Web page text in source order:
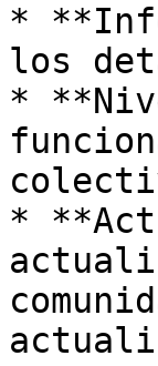
*
los
*
*